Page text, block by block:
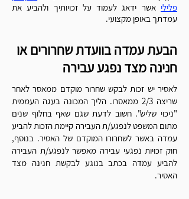
פלילי אשר ידאג לעמוד על זכויותיך ולהביע את
עמדתך באופן מקצועי.
הבעת עמדה בוועדת שחרורים או
חנינה מצד נפגע עבירה
לאסיר יש זכות לבקש שחרור מוקדם ממאסר לאחר
שריצה 2/3 ממאסרו. הליך המכונה בעגה העממית
"ניכוי שליש".חשוב לדעת שגם שאף בחלוף שנים
מתום המשפט לנפגע/ת העבירה קיימת הזכות להביע
עמדה באשר לשחרורו המוקדם של האסיר. בנוסף,
חוק זכויות נפגעי עבירה מאפשר לנפגע/ת העבירה
להביע עמדה בכתב בנוגע לבקשת חנינה מצד
האסיר.